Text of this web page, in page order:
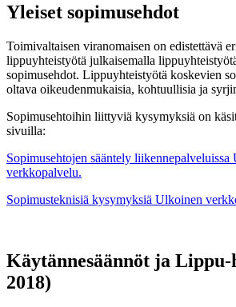
Yleiset sopimusehdot
Toimivaltaisen viranomaisen on edistettävä
lippuyhteistyötä julkaisemalla
sopimusehdot. Lippuyhteistyötä koskevien
oltava oikeudenmukaisia, kohtuullisia ja
Sopimusehtoihin liittyviä kysymyksiä on
sivuilla:
Sopimusehtojen sääntely liikennepalveluissa
verkkopalvelu.
Sopimusteknisiä kysymyksiä Ulkoinen
Käytännesäännöt ja Lippu-
2018)